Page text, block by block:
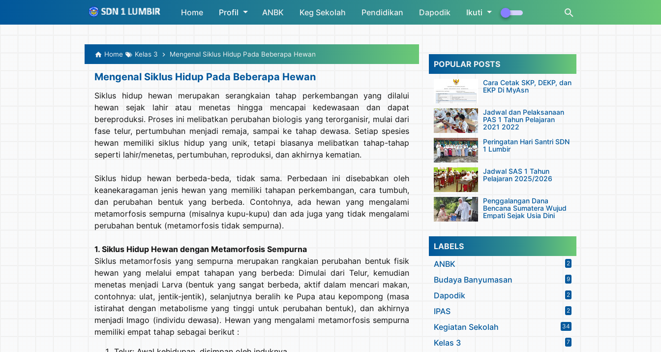
Skip to main content
Home Profil ANBK Keg Sekolah Pendidikan Dapodik Ikuti
Home Kelas 3 Mengenal Siklus Hidup Pada Beberapa Hewan
Mengenal Siklus Hidup Pada Beberapa Hewan
Siklus hidup hewan merupakan serangkaian tahap perkembangan yang dilalui
hewan sejak lahir atau menetas hingga mencapai kedewasaan dan dapat
bereproduksi. Proses ini melibatkan perubahan biologis yang terorganisir, mulai dari
fase telur, pertumbuhan menjadi remaja, sampai ke tahap dewasa. Setiap spesies
hewan memiliki siklus hidup yang unik, tetapi biasanya melibatkan tahap-tahap
seperti lahir/menetas, pertumbuhan, reproduksi, dan akhirnya kematian.
Siklus hidup hewan berbeda-beda, tidak sama. Perbedaan ini disebabkan oleh
keanekaragaman jenis hewan yang memiliki tahapan perkembangan, cara tumbuh,
dan perubahan bentuk yang berbeda. Contohnya, ada hewan yang mengalami
metamorfosis sempurna (misalnya kupu-kupu) dan ada juga yang tidak mengalami
perubahan bentuk (metamorfosis tidak sempurna).
1. Siklus Hidup Hewan dengan Metamorfosis Sempurna
Siklus metamorfosis yang sempurna merupakan rangkaian perubahan bentuk fisik
hewan yang melalui empat tahapan yang berbeda: Dimulai dari Telur, kemudian
menetas menjadi Larva (bentuk yang sangat berbeda, aktif dalam mencari makan,
contohnya: ulat, jentik-jentik), selanjutnya beralih ke Pupa atau kepompong (masa
istirahat dengan metabolisme yang tinggi untuk perubahan bentuk), dan akhirnya
menjadi Imago (individu dewasa). Hewan yang mengalami metamorfosis sempurna
memiliki empat tahap sebagai berikut :
POPULAR POSTS
Cara Cetak SKP, DEKP, dan
EKP Di MyAsn
Jadwal dan Pelaksanaan
PAS 1 Tahun Pelajaran
2021 2022
Peringatan Hari Santri SDN
1 Lumbir
Jadwal SAS 1 Tahun
Pelajaran 2025/2026
Penggalangan Dana
Bencana Sumatera Wujud
Empati Sejak Usia Dini
LABELS
ANBK
2
Budaya Banyumasan 9
Dapodik 2
IPAS 2
Kegiatan Sekolah 34
Kelas 3 7